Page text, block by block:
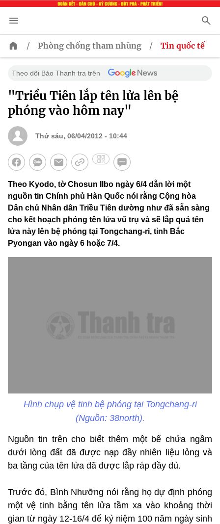
/ Phòng chống tham nhũng / Tin quốc tế
Theo dõi Báo Thanh tra trên
"Triều Tiên lắp tên lửa lên bệ
phóng vào hôm nay"
Thứ sáu, 06/04/2012 - 10:44
Theo Kyodo, tờ Chosun Ilbo ngày 6/4 dẫn lời một
nguồn tin Chính phủ Hàn Quốc nói rằng Cộng hòa
Dân chủ Nhân dân Triều Tiên dường như đã sẵn sàng
cho kết hoạch phóng tên lửa vũ trụ và sẽ lắp quả tên
lửa này lên bệ phóng tại Tongchang-ri, tỉnh Bắc
Pyongan vào ngày 6 hoặc 7/4.
Hình chụp vệ tinh bệ phóng tại Tongchang-ri
(Nguồn: 38north).
Nguồn tin trên cho biết thêm một bể chứa ngầm
dưới lòng đất đã được nạp đầy nhiên liệu lỏng và
ba tầng của tên lửa đã được lắp ráp đầy đủ.
Trước đó, Bình Nhưỡng nói rằng họ dự định phóng
một vệ tinh bằng tên lửa tầm xa vào khoảng thời
gian từ ngày 12-16/4 để kỷ niệm 100 năm ngày sinh